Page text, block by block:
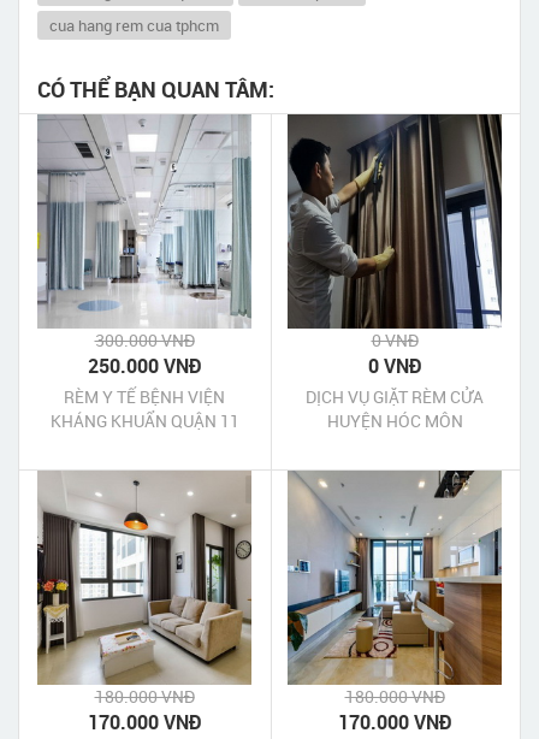
cua hang rem cua tphcm
CÓ THỂ BẠN QUAN TÂM:
300.000 VNĐ
250.000 VNĐ
RÈM Y TẾ BỆNH VIỆN
KHÁNG KHUẨN QUẬN 11
0 VNĐ
0 VNĐ
DỊCH VỤ GIẶT RÈM CỬA
HUYỆN HÓC MÔN
180.000 VNĐ
170.000 VNĐ
180.000 VNĐ
170.000 VNĐ